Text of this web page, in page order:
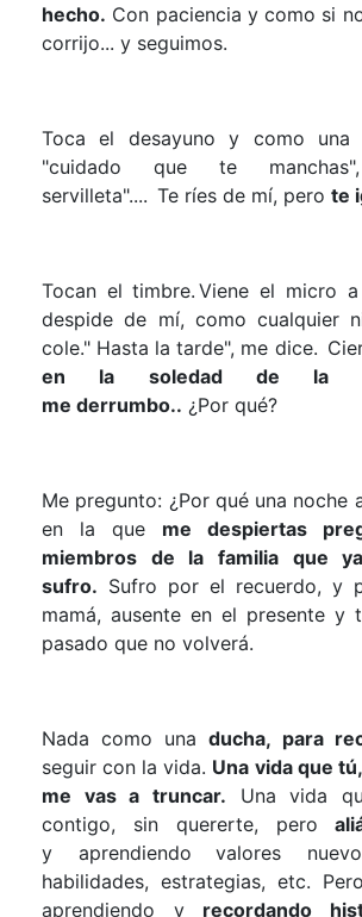
hecho. Con paciencia y como si
corrijo... y seguimos.
Toca el desayuno y como una
"cuidado que te
servilleta".... Te ríes de mí, pero te
Tocan el timbre.Viene el micro
despide de mí, como cualquier
cole." Hasta la tarde", me dice.
en la soledad de la
me derrumbo.. ¿Por qué?
Me pregunto: ¿Por qué una noche
en la que me despiertas
miembros de la familia que
sufro. Sufro por el recuerdo, y
mamá, ausente en el presente y
pasado que no volverá.
Nada como unaducha, para
seguir con la vida. Una vida que
me vas a truncar.
Una vida
contigo, sin quererte, pero
y aprendiendo
valores
habilidades, estrategias, etc.
aprendiendo y recordando